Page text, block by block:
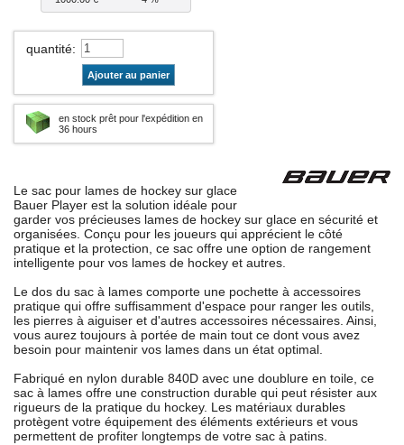
quantité:
Ajouter au panier
en stock prêt pour l'expédition en
36 hours
Le sac pour lames de hockey sur glace
Bauer Player est la solution idéale pour
garder vos précieuses lames de hockey sur glace en sécurité et
organisées. Conçu pour les joueurs qui apprécient le côté
pratique et la protection, ce sac offre une option de rangement
intelligente pour vos lames de hockey et autres.
Le dos du sac à lames comporte une pochette à accessoires
pratique qui offre suffisamment d'espace pour ranger les outils,
les pierres à aiguiser et d'autres accessoires nécessaires. Ainsi,
vous aurez toujours à portée de main tout ce dont vous avez
besoin pour maintenir vos lames dans un état optimal.
Fabriqué en nylon durable 840D avec une doublure en toile, ce
sac à lames offre une construction durable qui peut résister aux
rigueurs de la pratique du hockey. Les matériaux durables
protègent votre équipement des éléments extérieurs et vous
permettent de profiter longtemps de votre sac à patins.